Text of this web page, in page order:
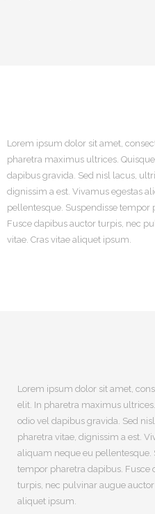
Lorem ipsum dolor sit amet,
pharetra maximus ultrices.
dapibus gravida. Sed nisl lacus,
dignissim a est. Vivamus egestas
pellentesque. Suspendisse tempor
Fusce dapibus auctor turpis, nec
vitae. Cras vitae aliquet ipsum.
Lorem ipsum dolor sit amet,
elit. In pharetra maximus
odio vel dapibus gravida. Sed
pharetra vitae, dignissim a est.
aliquam neque eu pellentesque.
tempor pharetra dapibus. Fusce
turpis, nec pulvinar augue auctor
aliquet ipsum.